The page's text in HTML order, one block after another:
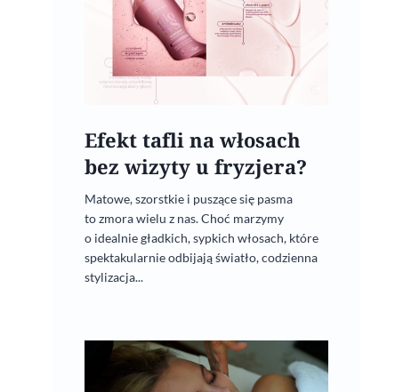
Nowy rok – czas na zmiany!
Postaw na aktywność
22 stycznia, 2020
Efekt tafli na włosach
bez wizyty u fryzjera?
Matowe, szorstkie i puszące się pasma
to zmora wielu z nas. Choć marzymy
o idealnie gładkich, sypkich włosach, które
spektakularnie odbijają światło, codzienna
stylizacja...